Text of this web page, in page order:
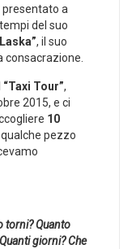
presentato a
del suo
, il suo
consacrazione.
“Taxi Tour”,
2015, e ci
10
pezzo
torni? Quanto
giorni? Che